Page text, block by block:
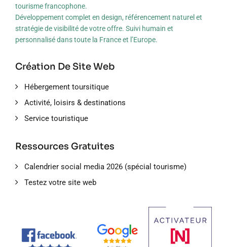
tourisme francophone.
Développement complet en design, référencement naturel et
stratégie de visibilité de votre offre. Suivi humain et
personnalisé dans toute la France et l’Europe.
Création De Site Web
Hébergement toursitique
Activité, loisirs & destinations
Service touristique
Ressources Gratuites
Calendrier social media 2026 (spécial tourisme)
Testez votre site web